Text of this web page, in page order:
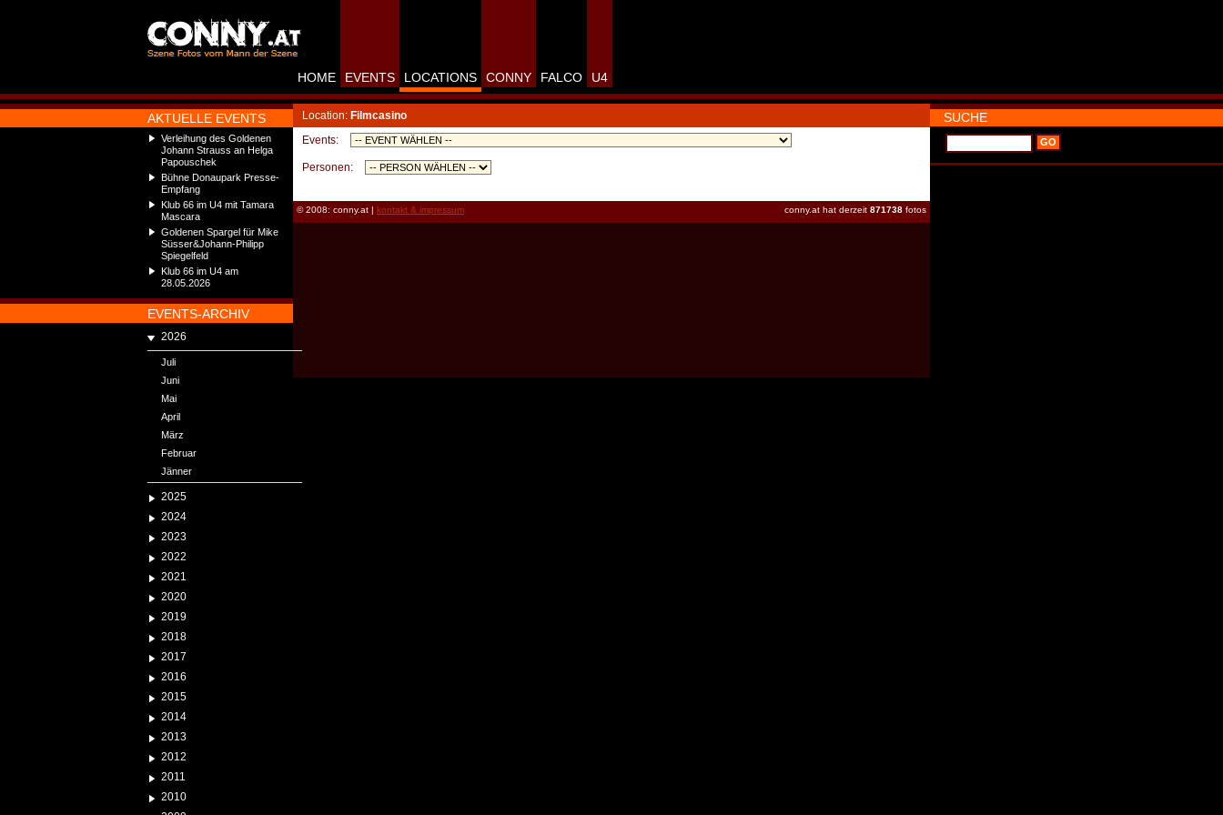
AKTUELLE EVENTS
Verleihung des Goldenen
Johann Strauss an Helga
Papouschek
Bühne Donaupark Presse-
Empfang
Klub 66 im U4 mit Tamara
Mascara
Goldenen Spargel für Mike
Süsser&Johann-Philipp
Spiegelfeld
Klub 66 im U4 am
28.05.2026
EVENTS-ARCHIV
2026
Juli
Juni
Mai
April
März
Februar
Jänner
2025
2024
2023
2022
2021
2020
2019
2018
2017
2016
2015
2014
2013
2012
2011
2010
HOME EVENTS LOCATIONS CONNY FALCO U4
Location: Filmcasino
Events:
Personen:
conny.at hat derzeit 871738 fotos
© 2008: conny.at | kontakt & impressum
SUCHE